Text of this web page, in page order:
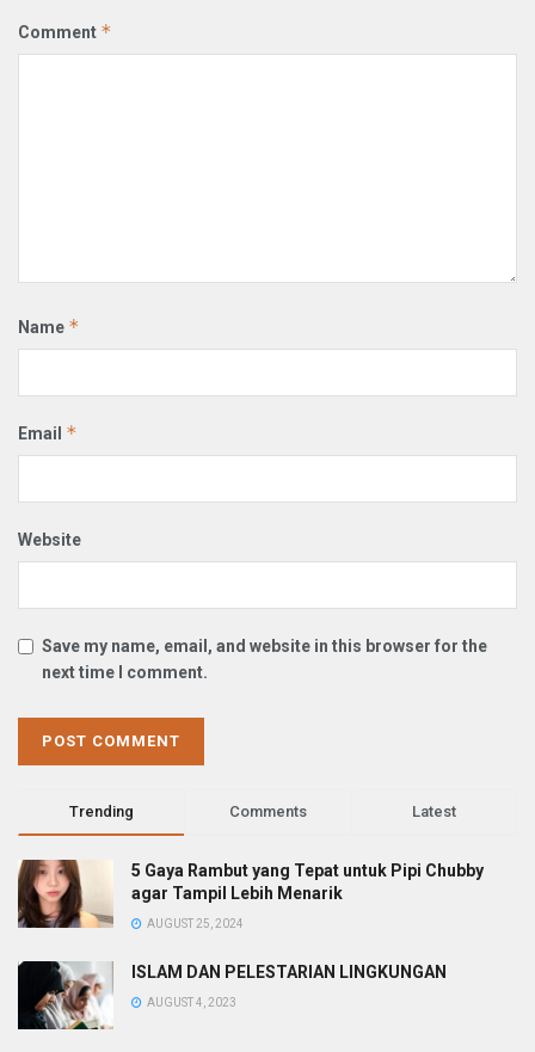
Comment *
Name *
Email *
Website
Save my name, email, and website in this browser for the
next time I comment.
Trending Comments Latest
5 Gaya Rambut yang Tepat untuk Pipi Chubby
agar Tampil Lebih Menarik
AUGUST 25, 2024
ISLAM DAN PELESTARIAN LINGKUNGAN
AUGUST 4, 2023